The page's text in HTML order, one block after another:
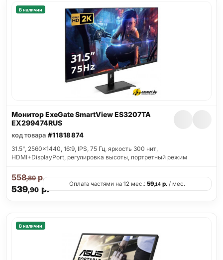
В наличии
Монитор ExeGate SmartView ES3207TA
EX299474RUS
код товара #11818874
31.5", 2560x1440, 16:9, IPS, 75 Гц, яркость 300 нит,
HDMI+DisplayPort, регулировка высоты, портретный режим
539,90р.
558,80р.
Оплата частями на 12 мес.: 59,14 р. / мес.
В наличии